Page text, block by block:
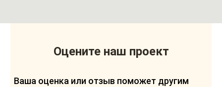
Оцените наш проект
Ваша оценка или отзыв поможет другим